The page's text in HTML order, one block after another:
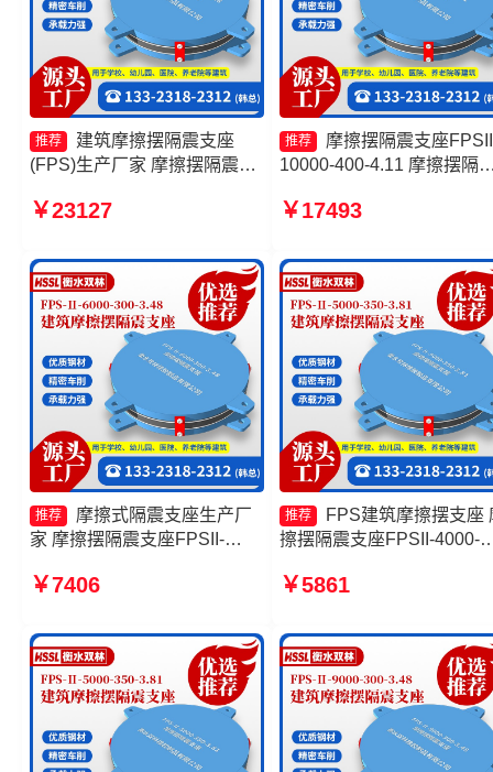
推荐
建筑摩擦摆隔震支座
(FPS)生产厂家 摩擦摆隔震支
头工厂 建筑摩擦摆式减震支座
￥23127
推荐
摩擦摆隔震支座
10000-400-4.11 摩擦摆隔
头工厂 摩擦摆隔震支座
擦摆支座FPS-II-15000生产
家
￥17493
推荐
摩擦式隔震支座生产厂
家 摩擦摆隔震支座FPSII-
摩擦摆隔震支座(FPS)源头工
产厂家
￥7406
推荐
FPS建筑摩擦摆支座
擦摆隔震支座FPSII-4000-
支座多少钱 摩擦摆隔震支
家
￥5861